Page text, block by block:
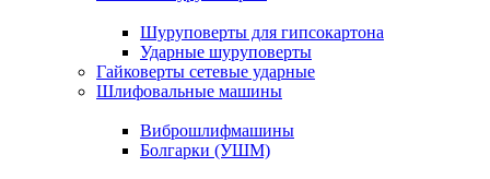
Шуруповерты для гипсокартона
Ударные шуруповерты
Гайковерты сетевые ударные
Шлифовальные машины
Виброшлифмашины
Болгарки (УШМ)